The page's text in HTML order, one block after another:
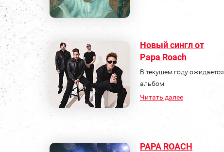
Новый сингл от
Papa Roach
В текущем году ожидается
альбом.
Читать далее
PAPA ROACH